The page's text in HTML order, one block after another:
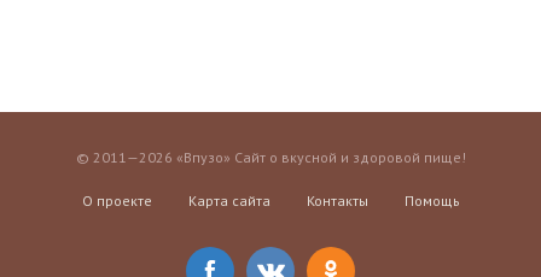
© 2011—2026 «Впузо» Сайт о вкусной и здоровой пище!
О проекте Карта сайта Контакты Помощь